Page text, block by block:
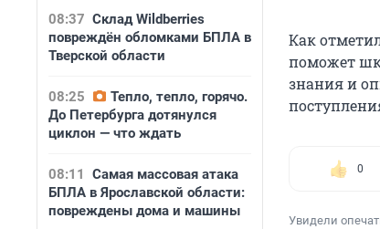
08:37 Склад Wildberries
повреждён обломками БПЛА в
Тверской области
08:25
Тепло, тепло, горячо.
До Петербурга дотянулся
циклон — что ждать
08:11
Самая массовая атака
БПЛА в Ярославской области:
повреждены дома и машины
Как
поможет
знания и
0
Увидели